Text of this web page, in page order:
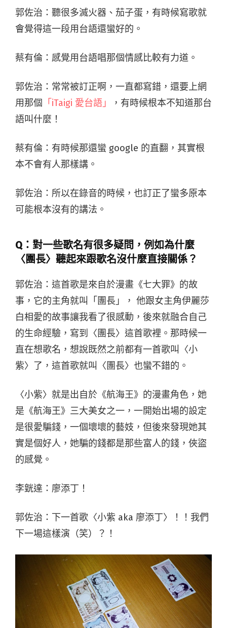
郭佐治：聽很多滅火器、茄子蛋，有時候寫歌就
會覺得這一段用台語還蠻好的。
蔡有倫：感覺用台語唱那個情感比較有力道。
郭佐治：常常被訂正啊，一直都寫錯，還要上網
用那個 「iTaigi 愛台語」
，有時候根本不知道那台
語叫什麼！
蔡有倫：有時候那還蠻 google 的直翻，其實根
本不會有人那樣講。
郭佐治：所以在錄音的時候，也訂正了蠻多原本
可能根本沒有的講法。
Q：對一些歌名有很多疑問，例如為什麼
〈團長〉聽起來跟歌名沒什麼直接關係？
郭佐治：這首歌是來自於漫畫《七大罪》的故
事，它的主角就叫「團長」， 他跟女主角伊麗莎
白相愛的故事讓我看了很感動，後來就融合自己
的生命經驗，寫到〈團長〉這首歌裡。那時候一
直在想歌名，想說既然之前都有一首歌叫〈小
紫〉了，這首歌就叫〈團長〉也蠻不錯的。
〈小紫〉就是出自於《航海王》的漫畫角色，她
是《航海王》三大美女之一，一開始出場的設定
是很愛騙錢，一個壞壞的藝妓，但後來發現她其
實是個好人，她騙的錢都是那些富人的錢，俠盜
的感覺。
李皝達：廖添丁！
郭佐治：下一首歌〈小紫 aka 廖添丁〉！！我們
下一場這樣演（笑）？！